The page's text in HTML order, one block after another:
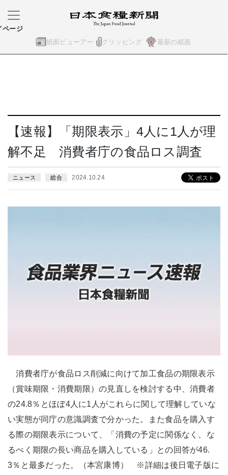
紙面ビューアー クリッピング 最新の紙面
ページ
【速報】「期限表示」4人に1人が理
解不足 消費者庁の食品ロス調査
ニュース 総合 2024.10.24
消費者庁が食品ロス削減に向けて加工食品の期限表示
（賞味期限・消費期限）の見直しを検討する中、消費者
の24.8％とほぼ4人に1人がこれらに関して理解していな
い実態が同庁の意識調査で分かった。また食品を購入す
る際の期限表示について、「消費の予定に関係なく、な
るべく期限の長い商品を購入している」との回答が46.
3％と最多だった。（本宮康博） ※詳細は後日電子版に